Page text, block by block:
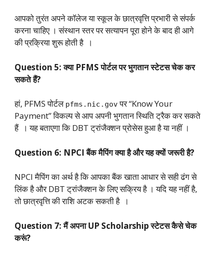
आपको तुरंत अपने कॉलेज या स्कूल के छात्रवृत्ति प्रभारी से संपर्क
करना चाहिए । संस्थान स्तर पर सत्यापन पूरा होने के बाद ही आगे
की प्रक्रिया शुरू होती है ।
Question 5: क्या PFMS पोर्टल पर भुगतान स्टेटस चेक कर
सकते हैं?
हां, PFMS पोर्टल pfms.nic.govपर “Know Your
Payment” विकल्प से आप अपनी भुगतान स्थिति ट्रैक कर सकते
हैं । यह बताएगा कि DBT ट्रांजैक्शन प्रोसेस हुआ है या नहीं ।
Question 6: NPCI बैंक मैपिंग क्या है और यह क्यों जरूरी है?
NPCI मैपिंग का अर्थ है कि आपका बैंक खाता आधार से सही ढंग से
लिंक है और DBT ट्रांजैक्शन के लिए सक्रिय है । यदि यह नहीं है,
तो छात्रवृत्ति की राशि अटक सकती है ।
Question 7: मैं अपना UP Scholarship स्टेटस कैसे चेक
करूं?